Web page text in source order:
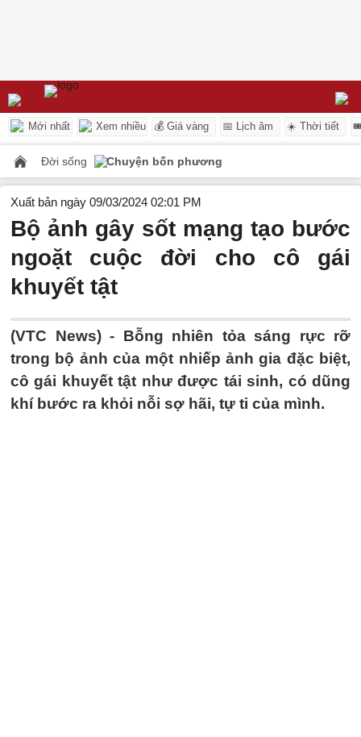
Mới nhất Xem nhiều 💰 Giá vàng 📅 Lịch âm ☀️ Thời tiết
Đời sống Chuyện bốn phương
Xuất bản ngày 09/03/2024 02:01 PM
Bộ ảnh gây sốt mạng tạo bước
ngoặt cuộc đời cho cô gái
khuyết tật
(VTC News) - Bỗng nhiên tỏa sáng rực rỡ
trong bộ ảnh của một nhiếp ảnh gia đặc biệt,
cô gái khuyết tật như được tái sinh, có dũng
khí bước ra khỏi nỗi sợ hãi, tự ti của mình.